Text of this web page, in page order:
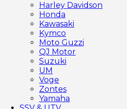
Harley Davidson
Honda
Kawasaki
Kymco
Moto Guzzi
QJ Motor
Suzuki
UM
Voge
Zontes
Yamaha